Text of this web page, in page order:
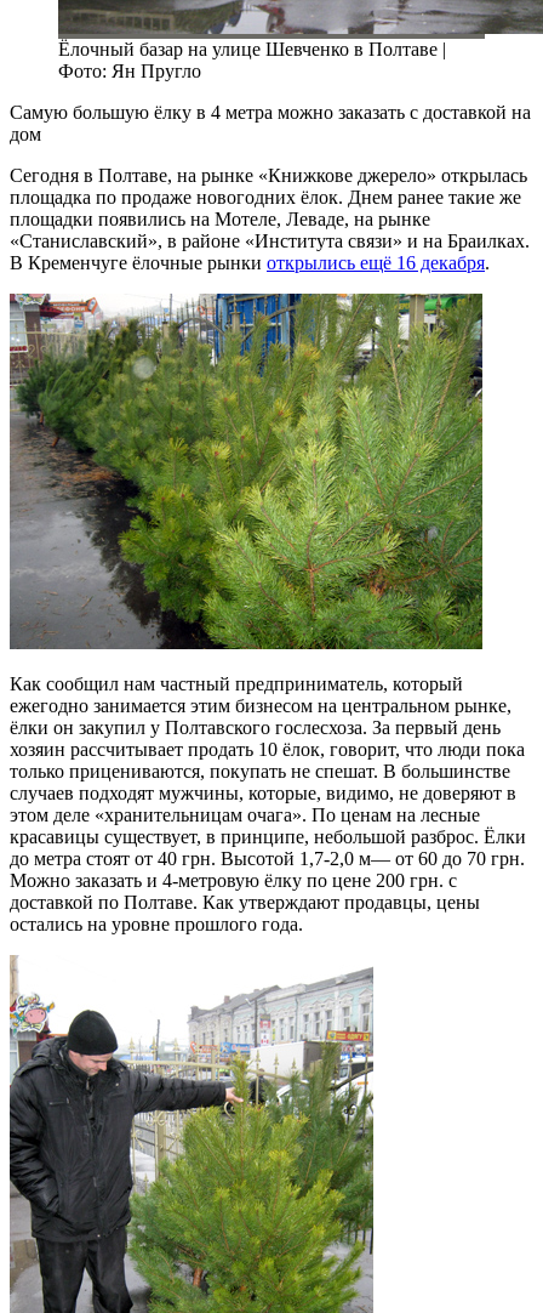
Ёлочный базар на улице Шевченко в Полтаве |
Фото: Ян Пругло
Самую большую ёлку в 4 метра можно заказать с доставкой на
дом
Сегодня в Полтаве, на рынке «Книжкове джерело» открылась
площадка по продаже новогодних ёлок. Днем ранее такие же
площадки появились на Мотеле, Леваде, на рынке
«Станиславский», в районе «Института связи» и на Браилках.
В Кременчуге ёлочные рынки открылись ещё 16 декабря.
Как сообщил нам частный предприниматель, который
ежегодно занимается этим бизнесом на центральном рынке,
ёлки он закупил у Полтавского гослесхоза. За первый день
хозяин рассчитывает продать 10 ёлок, говорит, что люди пока
только прицениваются, покупать не спешат. В большинстве
случаев подходят мужчины, которые, видимо, не доверяют в
этом деле «хранительницам очага». По ценам на лесные
красавицы существует, в принципе, небольшой разброс. Ёлки
до метра стоят от 40 грн. Высотой 1,7-2,0 м— от 60 до 70 грн.
Можно заказать и 4-метровую ёлку по цене 200 грн. с
доставкой по Полтаве. Как утверждают продавцы, цены
остались на уровне прошлого года.